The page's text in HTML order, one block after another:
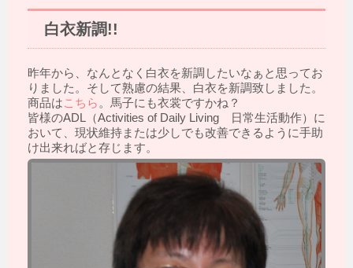
白衣新調!!
昨年から、なんとなく白衣を新調したいなぁと思ってお
りました。そして熟慮の結果、白衣を新調致しました。
商品はこちら 。馬子にも衣裳ですかね？
皆様のADL（Activities of Daily Living 日常生活動作）に
おいて、現状維持または少しでも改善できるように手助
け出来ればと存じます。